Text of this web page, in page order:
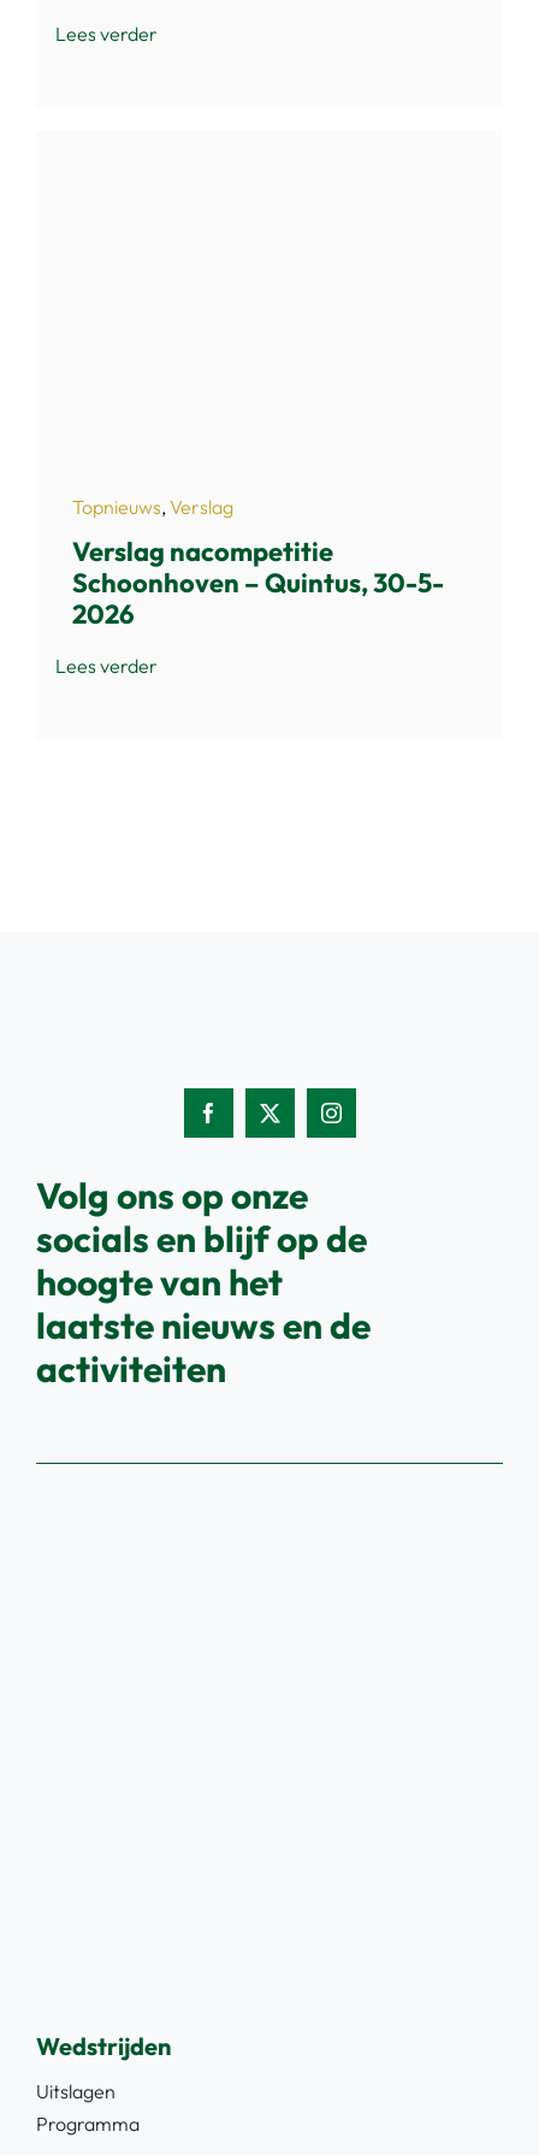
Lees verder
Topnieuws, Verslag
Verslag nacompetitie
Schoonhoven – Quintus, 30-5-
2026
Lees verder
Volg ons op onze
socials en blijf op de
hoogte van het
laatste nieuws en de
activiteiten
Wedstrijden
Uitslagen
Programma